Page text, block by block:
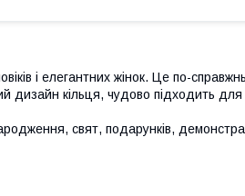
і елегантних жінок. Це по-
дизайн кільця, чудово підходить
свят, подарунків,